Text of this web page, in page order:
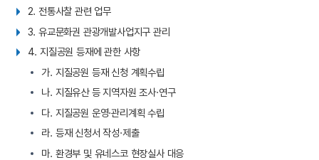
2. 전통사찰 관련 업무
3. 유교문화권 관광개발사업지구 관리
4. 지질공원 등재에 관한 사항
가. 지질공원 등재 신청 계획수립
나. 지질유산 등 지역자원 조사·연구
다. 지질공원 운영·관리계획 수립
라. 등재 신청서 작성·제출
마. 환경부 및 유네스코 현장실사 대응